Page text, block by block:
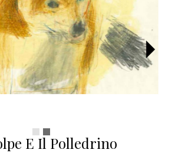
E Il Polledrino